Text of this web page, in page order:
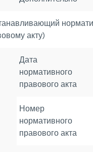
акту)
Дата
нормативного
правового акта
Номер
нормативного
правового акта